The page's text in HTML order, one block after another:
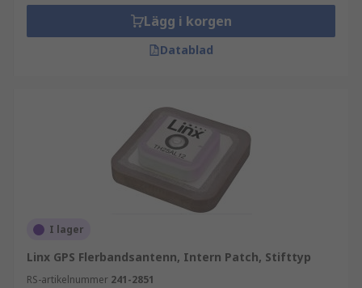
Lägg i korgen
Datablad
I lager
Linx GPS Flerbandsantenn, Intern Patch, Stifttyp
RS-artikelnummer 241-2851